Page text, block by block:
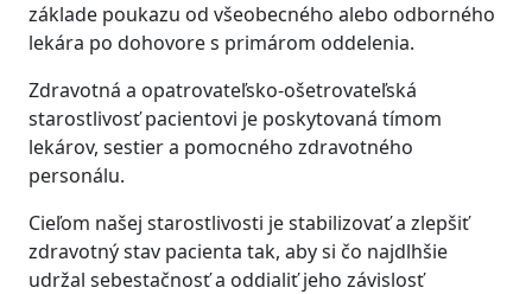
základe poukazu od všeobecného alebo odborného
lekára po dohovore s primárom oddelenia.
Zdravotná a opatrovateľsko-ošetrovateľská
starostlivosť pacientovi je poskytovaná tímom
lekárov, sestier a pomocného zdravotného
personálu.
Cieľom našej starostlivosti je stabilizovať a zlepšiť
zdravotný stav pacienta tak, aby si čo najdlhšie
udržal sebestačnosť a oddialiť jeho závislosť